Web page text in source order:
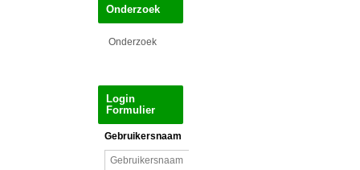
Onderzoek
Onderzoek
Login
Formulier
Gebruikersnaam